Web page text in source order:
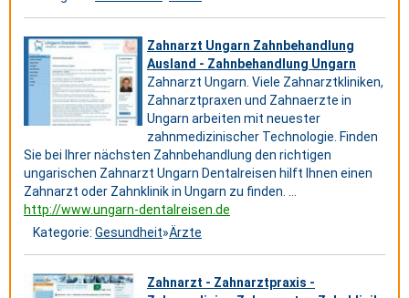
Zahnarzt Ungarn Zahnbehandlung
Ausland - Zahnbehandlung Ungarn
Zahnarzt Ungarn. Viele Zahnarztkliniken,
Zahnarztpraxen und Zahnaerzte in
Ungarn arbeiten mit neuester
zahnmedizinischer Technologie. Finden
Sie bei Ihrer nächsten Zahnbehandlung den richtigen
ungarischen Zahnarzt Ungarn Dentalreisen hilft Ihnen einen
Zahnarzt oder Zahnklinik in Ungarn zu finden. ...
http://www.ungarn-dentalreisen.de
Kategorie: Gesundheit»Ärzte
Zahnarzt - Zahnarztpraxis -